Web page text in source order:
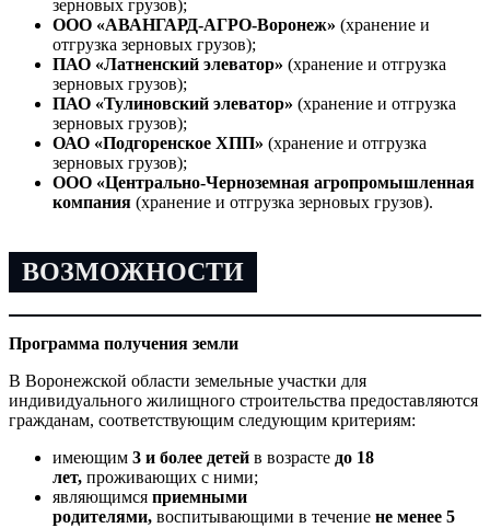
зерновых грузов);
ООО «АВАНГАРД-АГРО-Воронеж» (хранение и
отгрузка зерновых грузов);
ПАО «Латненский элеватор» (хранение и отгрузка
зерновых грузов);
ПАО «Тулиновский элеватор» (хранение и отгрузка
зерновых грузов);
ОАО «Подгоренское ХПП» (хранение и отгрузка
зерновых грузов);
ООО «Центрально-Черноземная агропромышленная
компания (хранение и отгрузка зерновых грузов).
ВОЗМОЖНОСТИ
Программа получения земли
В Воронежской области земельные участки для
индивидуального жилищного строительства предоставляются
гражданам, соответствующим следующим критериям:
имеющим 3 и более детей в возрасте до 18
лет, проживающих с ними;
являющимся приемными
родителями, воспитывающими в течение не менее 5